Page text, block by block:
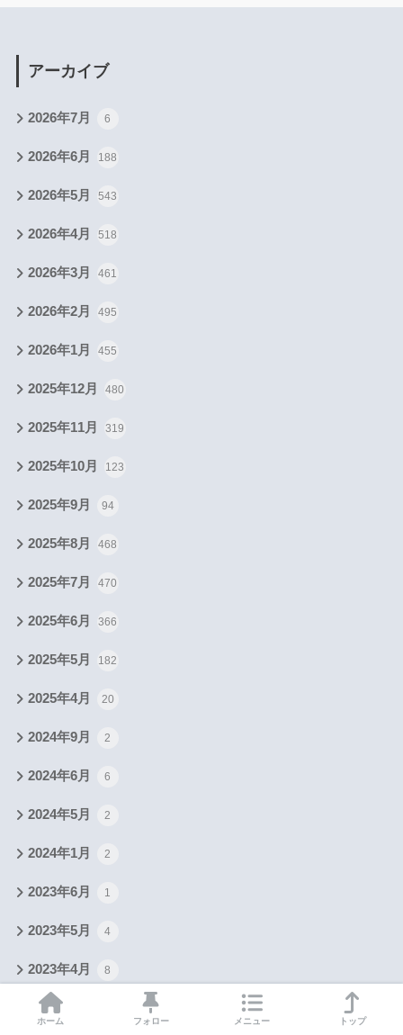
アーカイブ
2026年7月 6
2026年6月 188
2026年5月 543
2026年4月 518
2026年3月 461
2026年2月 495
2026年1月 455
2025年12月 480
2025年11月 319
2025年10月 123
2025年9月 94
2025年8月 468
2025年7月 470
2025年6月 366
2025年5月 182
2025年4月 20
2024年9月 2
2024年6月 6
2024年5月 2
2024年1月 2
2023年6月 1
2023年5月 4
2023年4月 8
2023年3月
ホーム フォロー メニュー トップ